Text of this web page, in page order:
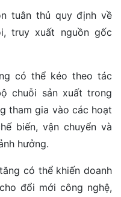
tuân thủ quy định về
truy xuất nguồn gốc
có thể kéo theo tác
chuỗi sản xuất trong
tham gia vào các hoạt
biến, vận chuyển và
hưởng.
có thể khiến doanh
đổi mới công nghệ,